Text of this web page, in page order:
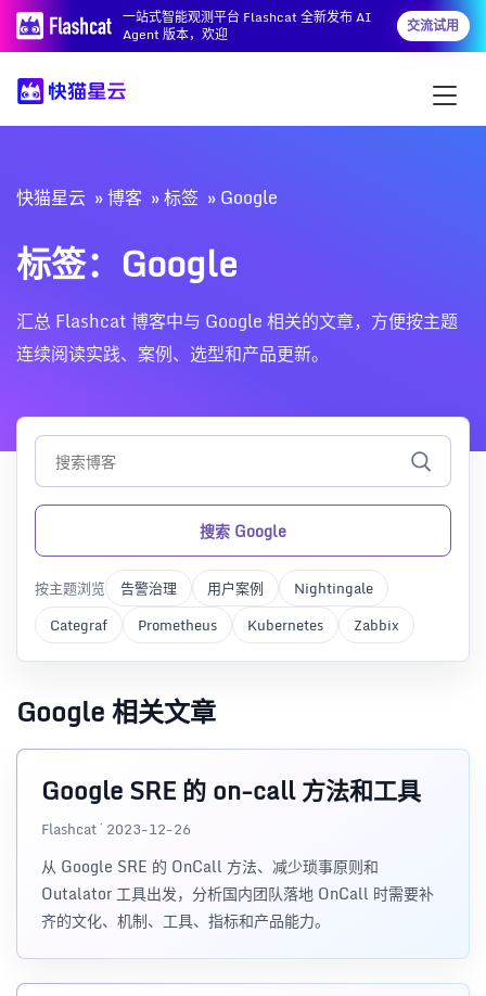
一站式智能观测平台 Flashcat 全新发布 AI
Agent 版本，欢迎
交流试用
快猫星云 博客 标签 Google
标签：Google
汇总 Flashcat 博客中与 Google 相关的文章，方便按主题
连续阅读实践、案例、选型和产品更新。
搜索 Google
按主题浏览 告警治理 用户案例
Nightingale
Categraf
Prometheus Kubernetes Zabbix
Google 相关文章
Google SRE 的 on-call 方法和工具
Flashcat · 2023-12-26
从 Google SRE 的 OnCall 方法、减少琐事原则和
Outalator 工具出发，分析国内团队落地 OnCall 时需要补
齐的文化、机制、工具、指标和产品能力。